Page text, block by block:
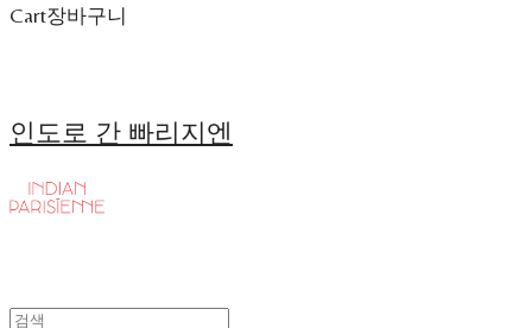
Cart장바구니
인도로 간 빠리지엔